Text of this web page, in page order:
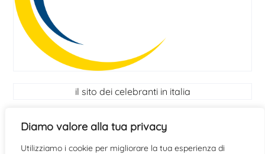
Diamo valore alla tua privacy
Utilizziamo i cookie per migliorare la tua esperienza di
il sito dei celebranti in italia
I Celebranti
scopri se hai le qualità per diventare celebrante